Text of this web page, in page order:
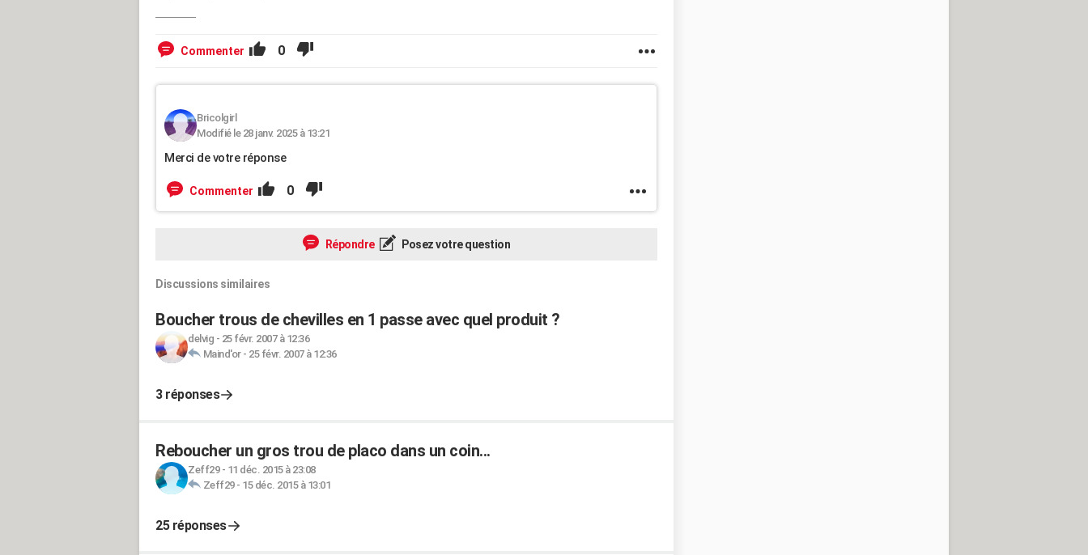
Commenter 0
Bricolgirl
Modifié le 28 janv. 2025 à 13:21
Merci de votre réponse
Commenter 0
Répondre Posez votre question
Discussions similaires
Boucher trous de chevilles en 1 passe avec quel produit ?
delvig - 25 févr. 2007 à 12:36
Maind'or- 25 févr. 2007 à 12:36
3 réponses
Reboucher un gros trou de placo dans un coin...
Zeff29- 11 déc. 2015 à 23:08
Zeff29- 15 déc. 2015 à 13:01
25 réponses